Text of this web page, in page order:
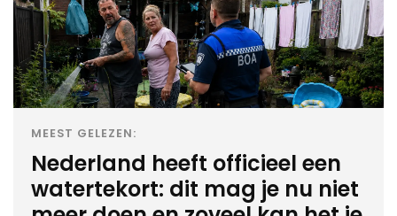
MEEST GELEZEN:
Nederland heeft officieel een
watertekort: dit mag je nu niet